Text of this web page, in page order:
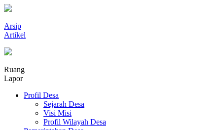
Arsip
Artikel
Ruang
Lapor
Profil Desa
Sejarah Desa
Visi Misi
Profil Wilayah Desa